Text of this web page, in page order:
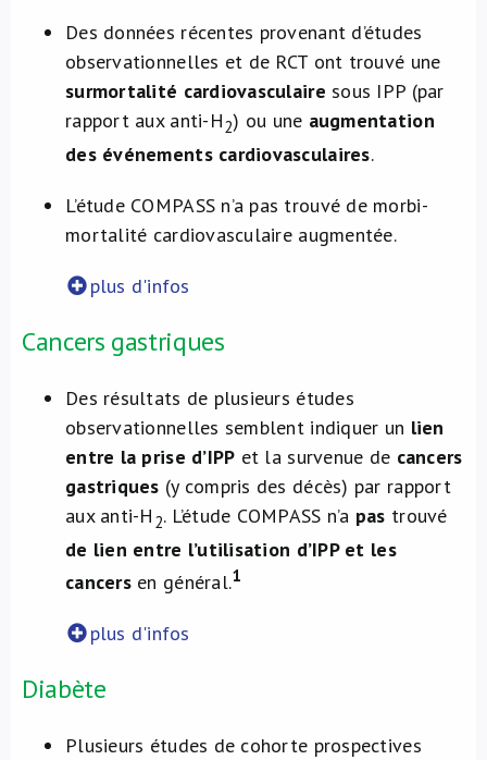
Des données récentes provenant d’études
observationnelles et de RCT ont trouvé une
surmortalité cardiovasculaire sous IPP (par
rapport aux anti-H2) ou une augmentation
des événements cardiovasculaires.
L’étude COMPASS n’a pas trouvé de morbi-
mortalité cardiovasculaire augmentée.
plus d'infos
Cancers gastriques
Des résultats de plusieurs études
observationnelles semblent indiquer un lien
entre la prise d’IPP et la survenue de cancers
gastriques (y compris des décès) par rapport
aux anti-H 2. L’étude COMPASS n’a pas trouvé
de lien entre l’utilisation d’IPP et les
cancersen général.1
plus d'infos
Diabète
Plusieurs études de cohorte prospectives